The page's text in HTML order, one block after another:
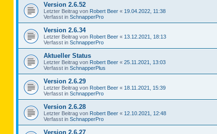
Version 2.6.52
Letzter Beitrag von Robert Beer « 19.04.2022, 11:38
Verfasst in SchnapperPro
Version 2.6.34
Letzter Beitrag von Robert Beer « 13.12.2021, 18:13
Verfasst in SchnapperPro
Aktueller Status
Letzter Beitrag von Robert Beer « 25.11.2021, 13:03
Verfasst in SchnapperPlus
Version 2.6.29
Letzter Beitrag von Robert Beer « 18.11.2021, 15:39
Verfasst in SchnapperPro
Version 2.6.28
Letzter Beitrag von Robert Beer « 12.10.2021, 12:48
Verfasst in SchnapperPro
Version 2.6.27